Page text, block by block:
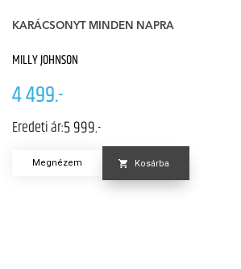
KARÁCSONYT MINDEN NAPRA
MILLY JOHNSON
4 499.-
Eredeti ár:5 999.-
Megnézem Kosárba